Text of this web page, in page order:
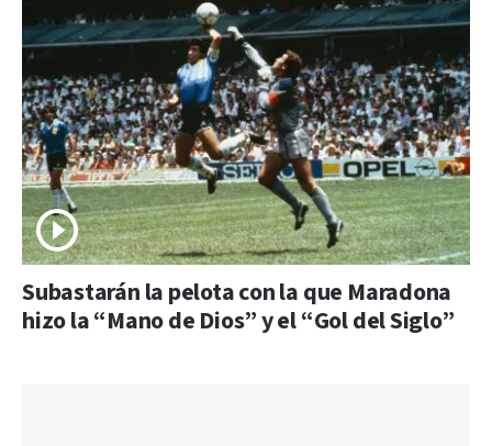
Subastarán la pelota con la que Maradona
hizo la “Mano de Dios” y el “Gol del Siglo”